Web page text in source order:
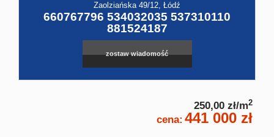
Zaolziańska 49/12, Łódź
660767796 534032035 537310110
881524187
zostaw wiadomość
250,00 zł/m2
cena: 441 000 zł